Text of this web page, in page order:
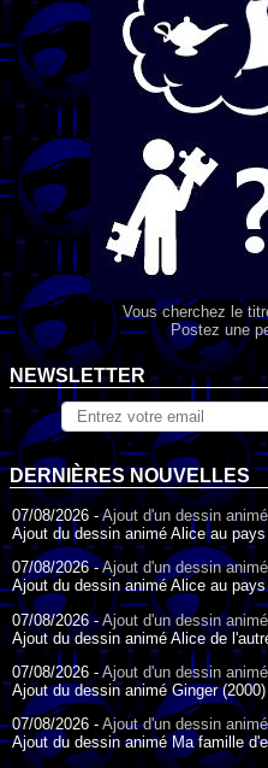
Vous cherchez le
Postez une
NEWSLETTER
DERNIÈRES NOUVELLES
07/08/2026 -Ajout d'un dessin animé
Ajout du dessin animé Alice au
07/08/2026 -Ajout d'un dessin animé
Ajout du dessin animé Alice au
07/08/2026 -Ajout d'un dessin animé
Ajout du dessin animé Alice de
07/08/2026 - Ajout d'un dessin animé
Ajout du dessin animé Ginger
07/08/2026 - Ajout d'un dessin animé
Ajout du dessin animé Ma famille